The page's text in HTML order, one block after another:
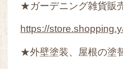
★ガーデニング雑貨販
https://
★外壁塗装、屋根の塗